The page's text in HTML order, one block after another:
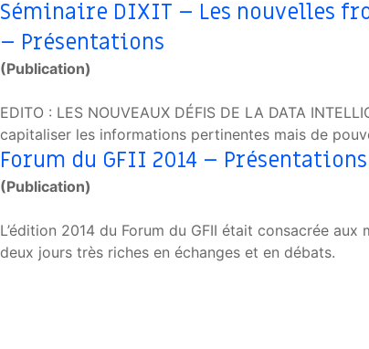
Séminaire DIXIT – Les nouvelles
– Présentations
(Publication)
EDITO : LES NOUVEAUX DÉFIS DE LA DATA
capitaliser les informations pertinentes mais de
Forum du GFII 2014 –
(Publication)
L’édition 2014 du Forum du GFII était consacrée
deux jours très riches en échanges et en débats.